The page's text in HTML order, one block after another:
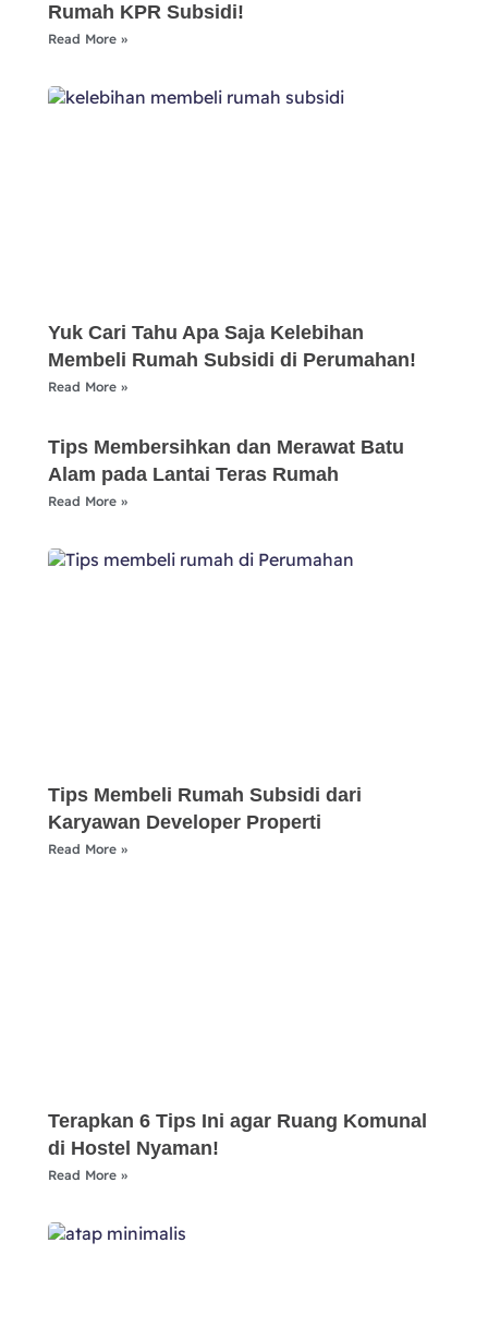
Rumah KPR Subsidi!
Read More »
Yuk Cari Tahu Apa Saja Kelebihan
Membeli Rumah Subsidi di Perumahan!
Read More »
Tips Membersihkan dan Merawat Batu
Alam pada Lantai Teras Rumah
Read More »
Tips Membeli Rumah Subsidi dari
Karyawan Developer Properti
Read More »
Terapkan 6 Tips Ini agar Ruang Komunal
di Hostel Nyaman!
Read More »